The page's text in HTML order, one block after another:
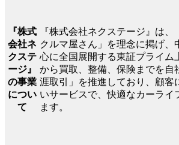
『株式
会社ネ
クステ
ージ』
の事業
につい
て
『株式会社ネクステージ』は
クルマ屋さん」を理念に掲げ、
心に全国展開する東証プライム
から買取、整備、保険までを自
涯取引」を推進しており、顧客
いサービスで、快適なカーライ
ます。